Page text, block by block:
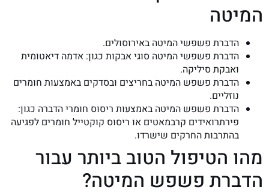
המיטה
הדברת פשפשי המיטה באירוסולים.
הדברת פשפשי המיטה סוגי אבקות כגון: אדמה דיאטומית
ואבקת סיליקה.
הדברת פשפש המיטה בחריצים ובסדקים באמצעות חומרים
נוזליים.
הדברת פשפש המיטה באמצעות ריסוס חומרי הדברה כגון:
פירתרואידים קרבמאטים או ריסוס קוקטייל חומרים לפגיעה
בהתרבות החרקים שישרדו.
מהו הטיפול הטוב ביותר עבור
הדברת פשפש המיטה?